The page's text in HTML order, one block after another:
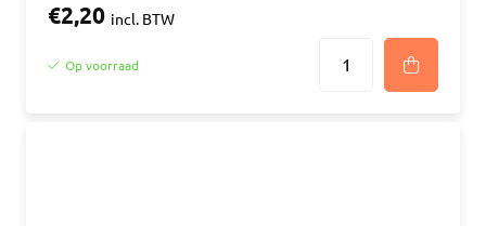
€2,20 incl. BTW
Op voorraad